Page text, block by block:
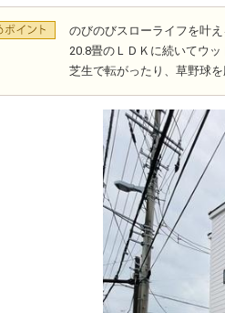
のびのびスローライフを叶
20.8畳のＬＤＫに続いてウッ
芝生で転がったり、草野球